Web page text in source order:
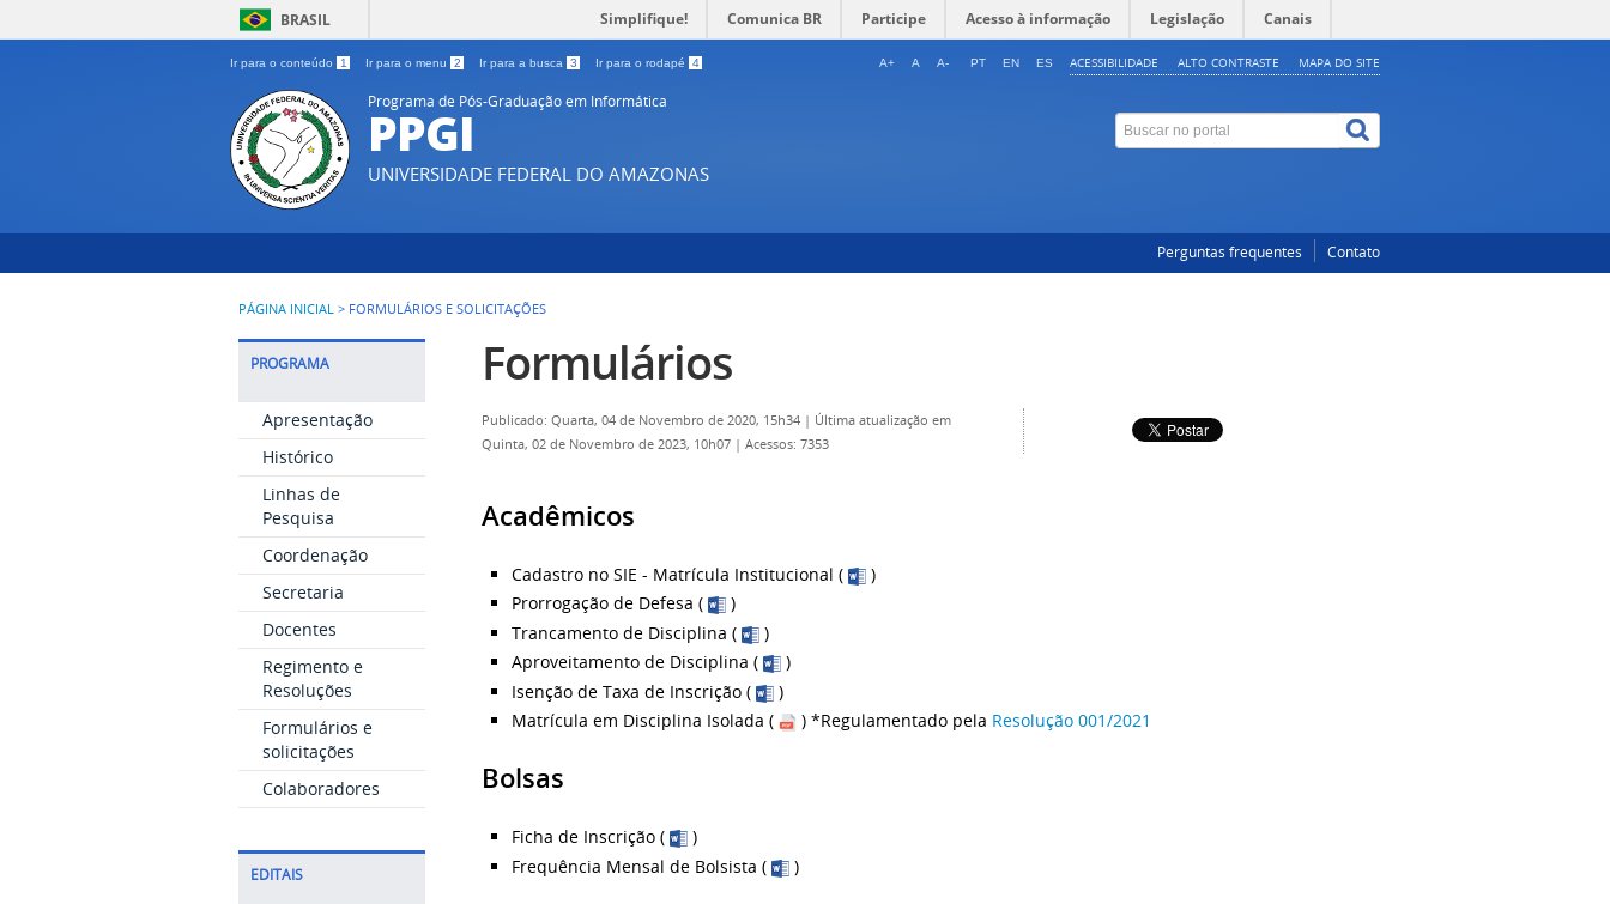
BRASIL Simplifique! Comunica BR Participe Acesso à informação Legislação Canais
Ir para o conteúdo 1 Ir para o menu 2 Ir para a busca 3 Ir para o rodapé 4 ACESSIBILIDADE ALTO CONTRASTE MAPA DO SITE
A+ A A- PT EN ES
Programa de Pós-Graduação em Informática
PPGI
UNIVERSIDADE FEDERAL DO AMAZONAS
Perguntas frequentes Contato
PÁGINA INICIAL > FORMULÁRIOS E SOLICITAÇÕES
PROGRAMA
Apresentação
Histórico
Linhas de
Pesquisa
Coordenação
Secretaria
Docentes
Regimento e
Resoluções
Formulários e
solicitações
Colaboradores
EDITAIS
Formulários
Publicado: Quarta, 04 de Novembro de 2020, 15h34 | Última atualização em
Quinta, 02 de Novembro de 2023, 10h07 | Acessos: 7353
Acadêmicos
Cadastro no SIE - Matrícula Institucional (
)
Prorrogação de Defesa (
)
Trancamento de Disciplina (
)
Aproveitamento de Disciplina (
)
Isenção de Taxa de Inscrição (
)
Matrícula em Disciplina Isolada (
) *Regulamentado pela Resolução 001/2021
Bolsas
Ficha de Inscrição (
)
Frequência Mensal de Bolsista (
)